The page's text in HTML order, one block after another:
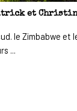
et
le Zimbabwe et
...